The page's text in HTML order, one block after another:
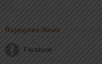
Rejoignez-Nous
Facebook